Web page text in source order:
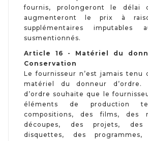
fournis, prolongeront le délai
augmenteront le prix à
supplémentaires imputables
susmentionnés.
Article 16 - Matériel du
Conservation
Le fournisseur n’est jamais tenu
matériel du donneur d’ordre.
d’ordre souhaite que le
éléments de production
compositions, des films, des
découpes, des projets, des
disquettes, des